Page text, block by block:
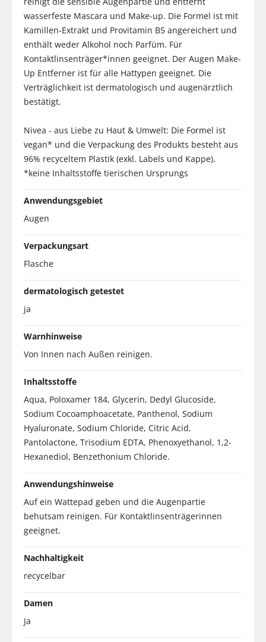
wasserfeste Mascara und Make-up. Die Formel ist mit
Kamillen-Extrakt und Provitamin B5 angereichert und
enthält weder Alkohol noch Parfüm. Für
Kontaktlinsenträger*innen geeignet. Der Augen Make-
Up Entferner ist für alle Hattypen geeignet. Die
Verträglichkeit ist dermatologisch und augenärztlich
bestätigt.
Nivea - aus Liebe zu Haut & Umwelt: Die Formel ist
vegan* und die Verpackung des Produkts besteht aus
96% recyceltem Plastik (exkl. Labels und Kappe).
*keine Inhaltsstoffe tierischen Ursprungs
Anwendungsgebiet
Augen
Verpackungsart
Flasche
dermatologisch getestet
ja
Warnhinweise
Von Innen nach Außen reinigen.
Inhaltsstoffe
Aqua, Poloxamer 184, Glycerin, Dedyl Glucoside,
Sodium Cocoamphoacetate, Panthenol, Sodium
Hyaluronate, Sodium Chloride, Citric Acid,
Pantolactone, Trisodium EDTA, Phenoxyethanol, 1,2-
Hexanediol, Benzethonium Chloride.
Anwendungshinweise
Auf ein Wattepad geben und die Augenpartie
behutsam reinigen. Für Kontaktlinsenträgerinnen
geeignet.
Nachhaltigkeit
recycelbar
Damen
Ja